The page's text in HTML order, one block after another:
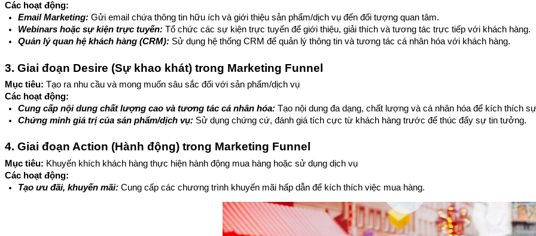
Các hoạt động:
Email Marketing: Gửi email chứa thông tin hữu ích và giới thiệu sản phẩm/dịch vụ đến đối tượng quan tâm.
Webinars hoặc sự kiện trực tuyến: Tổ chức các sự kiện trực tuyến để giới thiệu, giải thích và tương tác trực tiếp với khách hàng.
Quản lý quan hệ khách hàng (CRM): Sử dụng hệ thống CRM để quản lý thông tin và tương tác cá nhân hóa với khách hàng.
3. Giai đoạn Desire (Sự khao khát) trong Marketing Funnel
Mục tiêu: Tạo ra nhu cầu và mong muốn sâu sắc đối với sản phẩm/dịch vụ
Các hoạt động:
Cung cấp nội dung chất lượng cao và tương tác cá nhân hóa: Tạo nội dung đa dạng, chất lượng và cá nhân hóa để kích thích
Chứng minh giá trị của sản phẩm/dịch vụ: Sử dụng chứng cứ, đánh giá tích cực từ khách hàng trước để thúc đẩy sự tin tưởng.
4. Giai đoạn Action (Hành động) trong Marketing Funnel
Mục tiêu: Khuyến khích khách hàng thực hiện hành động mua hàng hoặc sử dụng dịch vụ
Các hoạt động:
Tạo ưu đãi, khuyến mãi: Cung cấp các chương trình khuyến mãi hấp dẫn để kích thích việc mua hàng.